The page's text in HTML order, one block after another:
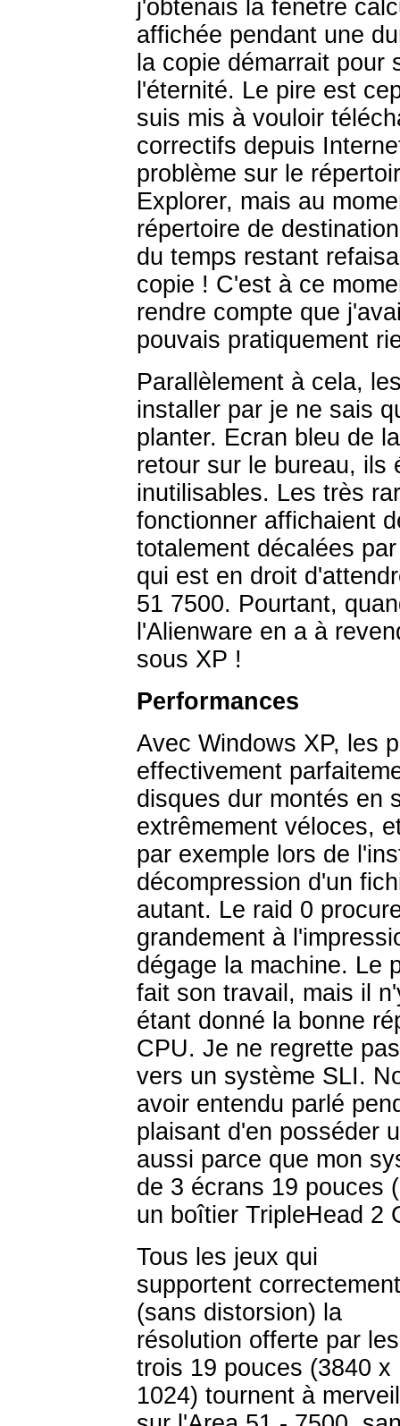
j'obtenais la fenêtre
affichée pendant une
la copie démarrait pour
l'éternité. Le pire est
suis mis à vouloir
correctifs depuis
problème sur le
Explorer, mais au
répertoire de
du temps restant
copie ! C'est à ce
rendre compte que
pouvais pratiquement
Parallèlement à cela,
installer par je ne sais
planter. Ecran bleu de
retour sur le bureau, ils
inutilisables. Les très
fonctionner affichaient
totalement décalées
qui est en droit
51 7500. Pourtant,
l'Alienware en a à
sous XP !
Performances
Avec Windows XP, les
effectivement
disques dur montés en
extrêmement véloces,
par exemple lors de
décompression d'un
autant. Le raid 0
grandement à
dégage la machine. Le
fait son travail, mais il
étant donné la bonne
CPU. Je ne regrette
vers un système SLI.
avoir entendu parlé
plaisant d'en posséder
aussi parce que mon
de 3 écrans 19 pouces
un boîtier TripleHead 2
Tous les jeux qui
supportent correctement
(sans distorsion) la
résolution offerte par les
trois 19 pouces (3840 x
1024) tournent à